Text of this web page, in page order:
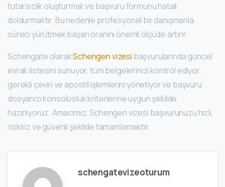
tutarsızlık oluşturmak ve başvuru formunu hatalı
doldurmaktır. Bu nedenle profesyonel bir danışmanla
süreci yürütmek başarı oranını önemli ölçüde artırır.
Schengate olarakSchengen vizesi başvurularında güncel
evrak listesini sunuyor, tüm belgelerinizi kontrol ediyor,
gerekli çeviri ve apostil işlemlerini yönetiyor ve başvuru
dosyanızı konsolosluk kriterlerine uygun şekilde
hazırlıyoruz. Amacımız, Schengen vizesi başvurunuzu hızlı,
risksiz ve güvenli şekilde tamamlamaktır.
schengatevizeoturum